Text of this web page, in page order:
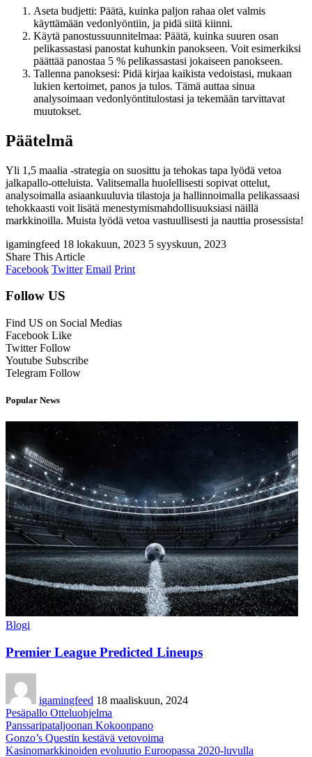
Aseta budjetti: Päätä, kuinka paljon rahaa olet valmis
käyttämään vedonlyöntiin, ja pidä siitä kiinni.
Käytä panostussuunnitelmaa: Päätä, kuinka suuren osan
pelikassastasi panostat kuhunkin panokseen. Voit esimerkiksi
päättää panostaa 5 % pelikassastasi jokaiseen panokseen.
Tallenna panoksesi: Pidä kirjaa kaikista vedoistasi, mukaan
lukien kertoimet, panos ja tulos. Tämä auttaa sinua
analysoimaan vedonlyöntitulostasi ja tekemään tarvittavat
muutokset.
Päätelmä
Yli 1,5 maalia -strategia on suosittu ja tehokas tapa lyödä vetoa
jalkapallo-otteluista. Valitsemalla huolellisesti sopivat ottelut,
analysoimalla asiaankuuluvia tilastoja ja hallinnoimalla pelikassaasi
tehokkaasti voit lisätä menestymismahdollisuuksiasi näillä
markkinoilla. Muista lyödä vetoa vastuullisesti ja nauttia prosessista!
igamingfeed 18 lokakuun, 2023 5 syyskuun, 2023
Share This Article
Facebook Twitter Email Print
Follow US
Find US on Social Medias
Facebook Like
Twitter Follow
Youtube Subscribe
Telegram Follow
Popular News
Blogi
Premier League Predicted Lineups
igamingfeed 18 maaliskuun, 2024
Pesäpallo Otteluohjelma
Panssaripataljoonan Kokoonpano
Gonzo’s Questin kestävä vetovoima
Kasinomarkkinoiden evoluutio Euroopassa 2020-luvulla